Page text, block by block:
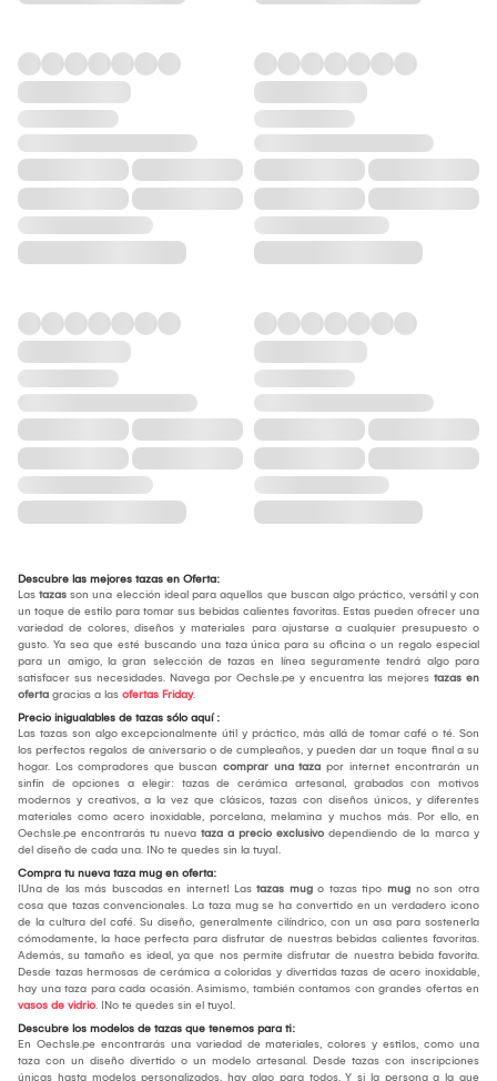
Descubre las mejores tazas en Oferta:
Las tazas son una elección ideal para aquellos que buscan algo práctico, versátil y con
un toque de estilo para tomar sus bebidas calientes favoritas. Estas pueden ofrecer una
variedad de colores, diseños y materiales para ajustarse a cualquier presupuesto o
gusto. Ya sea que esté buscando una taza única para su oficina o un regalo especial
para un amigo, la gran selección de tazas en línea seguramente tendrá algo para
satisfacer sus necesidades. Navega por Oechsle.pe y encuentra las mejores tazas en
oferta gracias a las ofertas Friday.
Precio inigualables de tazas sólo aquí :
Las tazas son algo excepcionalmente útil y práctico, más allá de tomar café o té. Son
los perfectos regalos de aniversario o de cumpleaños, y pueden dar un toque final a su
hogar. Los compradores que buscan comprar una taza por internet encontrarán un
sinfín de opciones a elegir: tazas de cerámica artesanal, grabadas con motivos
modernos y creativos, a la vez que clásicos, tazas con diseños únicos, y diferentes
materiales como acero inoxidable, porcelana, melamina y muchos más. Por ello, en
Oechsle.pe encontrarás tu nueva taza a precio exclusivo dependiendo de la marca y
del diseño de cada una. ¡No te quedes sin la tuya!.
Compra tu nueva taza mug en oferta:
¡Una de las más buscadas en internet! Las tazas mug o tazas tipo mug no son otra
cosa que tazas convencionales. La taza mug se ha convertido en un verdadero icono
de la cultura del café. Su diseño, generalmente cilíndrico, con un asa para sostenerla
cómodamente, la hace perfecta para disfrutar de nuestras bebidas calientes favoritas.
Además, su tamaño es ideal, ya que nos permite disfrutar de nuestra bebida favorita.
Desde tazas hermosas de cerámica a coloridas y divertidas tazas de acero inoxidable,
hay una taza para cada ocasión. Asimismo, también contamos con grandes ofertas en
vasos de vidrio. ¡No te quedes sin el tuyo!.
Descubre los modelos de tazas que tenemos para ti:
En Oechsle.pe encontrarás una variedad de materiales, colores y estilos, como una
taza con un diseño divertido o un modelo artesanal. Desde tazas con inscripciones
únicas hasta modelos personalizados, hay algo para todos. Y si la persona a la que